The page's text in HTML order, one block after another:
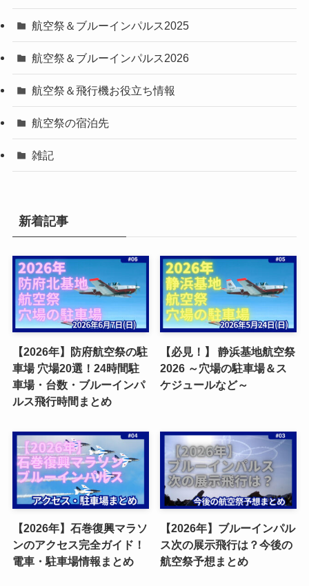
航空祭＆ブルーインパルス2025
航空祭＆ブルーインパルス2026
航空祭＆飛行機お役立ち情報
航空祭の宿泊先
雑記
新着記事
【2026年】防府航空祭の駐
車場 穴場20選！24時間駐
車場・台数・ブルーインパ
ルス飛行時間まとめ
【必見！】 静浜基地航空祭
2026 ～穴場の駐車場＆ス
ケジュールなど～
【2026年】石巻復興マラソ
ンのアクセス完全ガイド！
電車・駐車場情報まとめ
【2026年】ブルーインパル
ス次の展示飛行は？今後の
航空祭予想まとめ